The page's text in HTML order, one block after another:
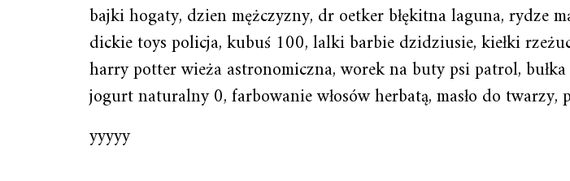
bajki hogaty, dzien mężczyzny, dr oetker błękitna laguna, rydze
dickie toys policja, kubuś 100, lalki barbie dzidziusie, kiełki
harry potter wieża astronomiczna, worek na buty psi patrol,
jogurt naturalny 0, farbowanie włosów herbatą, masło do
yyyyy